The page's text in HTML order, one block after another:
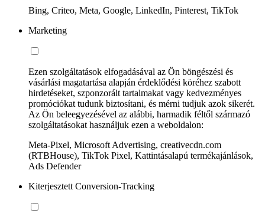
Bing, Criteo, Meta, Google, LinkedIn, Pinterest, TikTok
Marketing
Ezen szolgáltatások elfogadásával az Ön böngészési és
vásárlási magatartása alapján érdeklődési köréhez szabott
hirdetéseket, szponzorált tartalmakat vagy kedvezményes
promóciókat tudunk biztosítani, és mérni tudjuk azok sikerét.
Az Ön beleegyezésével az alábbi, harmadik féltől származó
szolgáltatásokat használjuk ezen a weboldalon:
Meta-Pixel, Microsoft Advertising, creativecdn.com
(RTBHouse), TikTok Pixel, Kattintásalapú termékajánlások,
Ads Defender
Kiterjesztett Conversion-Tracking